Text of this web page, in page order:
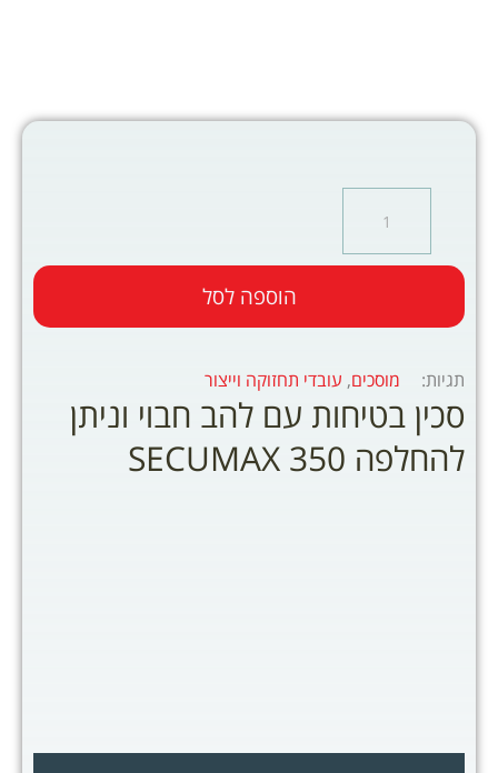
סכין בטיחות עם להב חבוי וניתן
להחלפה SECUMAX 350
הוספה לסל
תגיות: מוסכים, עובדי תחזוקה וייצור